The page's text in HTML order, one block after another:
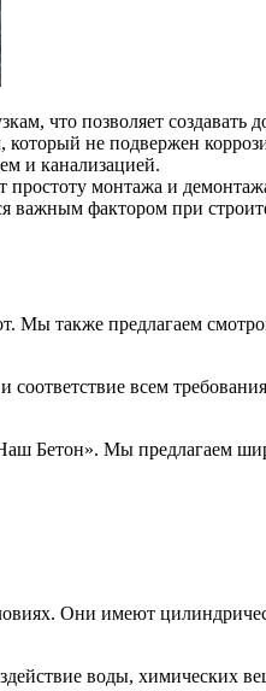
что позволяет
не подвержен
и канализацией.
простоту монтажа и
важным фактором при
Мы также предлагаем
всем
Бетон». Мы предлагаем
Они имеют
воды, химических